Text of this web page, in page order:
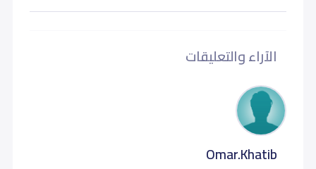
الآراء والتعليقات
Omar.Khatib